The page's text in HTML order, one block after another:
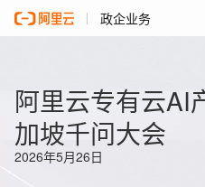
政企业务
阿里云专有云AI
加坡千问大会
2026年5月26日